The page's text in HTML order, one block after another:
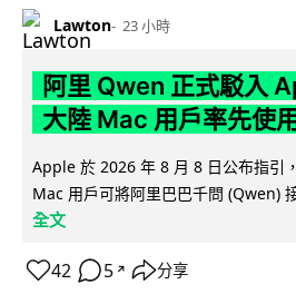
Lawton 23 小時
阿里 Qwen 正式駁入
大陸 Mac 用戶率先使用
Apple 於 2026 年 8 月 8 日公布指引
Mac 用戶可將阿里巴巴千問 (Qwen)
全文
42 5 ↗ 分享